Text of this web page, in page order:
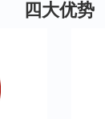
四大优势